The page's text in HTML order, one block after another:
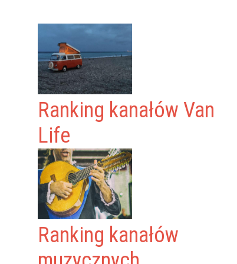
Ranking kanałów Van
Life
Ranking kanałów